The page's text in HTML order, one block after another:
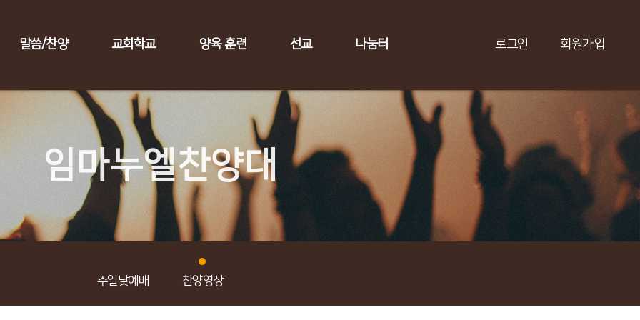
말씀/찬양 교회학교 양육 훈련 선교 나눔터 로그인 회원가입
임마누엘찬양대
주일낮예배 찬양영상